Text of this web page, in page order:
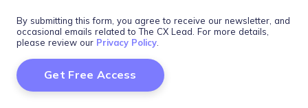
By submitting this form, you agree to receive our newsletter, and
occasional emails related to The CX Lead. For more details,
please review our Privacy Policy.